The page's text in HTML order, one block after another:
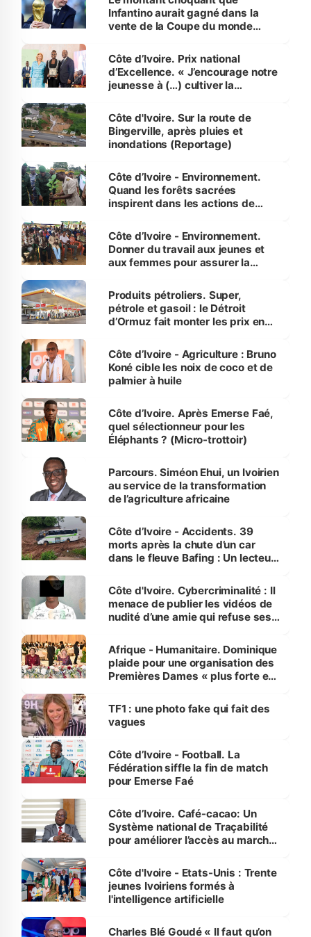
Infantino aurait gagné dans la
vente de la Coupe du monde
Côte d’Ivoire. Prix national
d’Excellence. « J’encourage notre
jeunesse à (…) cultiver la
(Alassane Ouattara
Côte d'Ivoire. Sur la route de
Bingerville, après pluies et
inondations (Reportage)
Côte d’Ivoire - Environnement.
Quand les forêts sacrées
inspirent dans les actions de
Côte d’Ivoire - Environnement.
Donner du travail aux jeunes et
aux femmes pour assurer la
menacées
Produits pétroliers. Super,
pétrole et gasoil : le Détroit
d’Ormuz fait monter les prix en
Côte d’Ivoire - Agriculture : Bruno
Koné cible les noix de coco et de
palmier à huile
Côte d’Ivoire. Après Emerse Faé,
quel sélectionneur pour les
Éléphants ? (Micro-trottoir)
Parcours. Siméon Ehui, un Ivoirien
au service de la transformation
de l’agriculture africaine
Côte d’Ivoire - Accidents. 39
morts après la chute d’un car
dans le fleuve Bafing : Un lecteur
des Transports
Côte d'Ivoire. Cybercriminalité : Il
menace de publier les vidéos de
nudité d’une amie qui refuse ses
Afrique - Humanitaire. Dominique
plaide pour une organisation des
Premières Dames « plus forte et
sur la scène internationale »
TF1 : une photo fake qui fait des
vagues
Côte d’Ivoire - Football. La
Fédération siffle la fin de match
pour Emerse Faé
Côte d’Ivoire. Café-cacao: Un
Système national de Traçabilité
pour améliorer l’accès au marché
Côte d'Ivoire - Etats-Unis : Trente
jeunes Ivoiriens formés à
l'intelligence artificielle
Charles Blé Goudé « Il faut qu’on